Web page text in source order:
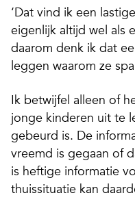
‘Dat vind ik een
eigenlijk altijd wel als
daarom denk ik dat
leggen waarom ze
Ik betwijfel alleen of
jonge kinderen uit te
gebeurd is. De
vreemd is gegaan of
is heftige informatie
thuissituatie kan